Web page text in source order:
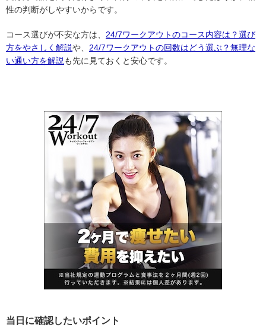
性の判断がしやすいからです。
コース選びが不安な方は、 24/7ワークアウトのコース内容は？選び
方をやさしく解説や、 24/7ワークアウトの回数はどう選ぶ？無理な
い通い方を解説 も先に見ておくと安心です。
当日に確認したいポイント